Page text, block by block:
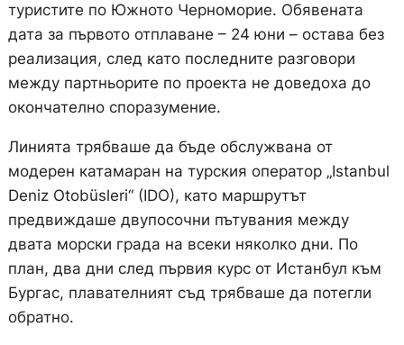
туристите по Южното Черноморие. Обявената
дата за първото отплаване – 24 юни – остава без
реализация, след като последните разговори
между партньорите по проекта не доведоха до
окончателно споразумение.
Линията трябваше да бъде обслужвана от
модерен катамаран на турския оператор „Istanbul
Deniz Otobüsleri“ (IDO), като маршрутът
предвиждаше двупосочни пътувания между
двата морски града на всеки няколко дни. По
план, два дни след първия курс от Истанбул към
Бургас, плавателният съд трябваше да потегли
обратно.